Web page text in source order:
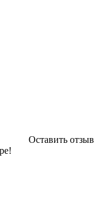
Оставить отзыв